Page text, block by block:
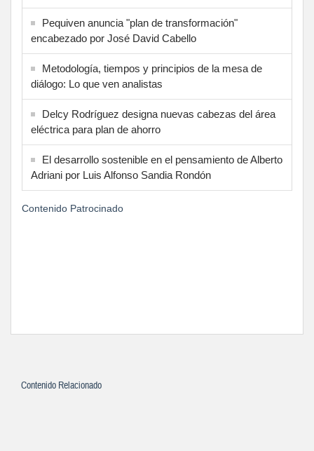
Pequiven anuncia "plan de transformación"
encabezado por José David Cabello
Metodología, tiempos y principios de la mesa de
diálogo: Lo que ven analistas
Delcy Rodríguez designa nuevas cabezas del área
eléctrica para plan de ahorro
El desarrollo sostenible en el pensamiento de Alberto
Adriani por Luis Alfonso Sandia Rondón
Contenido Patrocinado
Contenido Relacionado